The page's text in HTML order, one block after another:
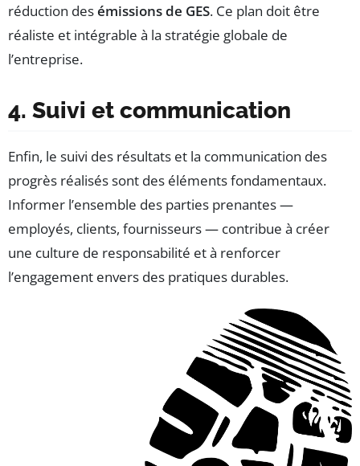
réduction desémissions de GES. Ce plan doit être
réaliste et intégrable à la stratégie globale de
l’entreprise.
4. Suivi et communication
Enfin, le suivi des résultats et la communication des
progrès réalisés sont des éléments fondamentaux.
Informer l’ensemble des parties prenantes —
employés, clients, fournisseurs — contribue à créer
une culture de responsabilité et à renforcer
l’engagement envers des pratiques durables.